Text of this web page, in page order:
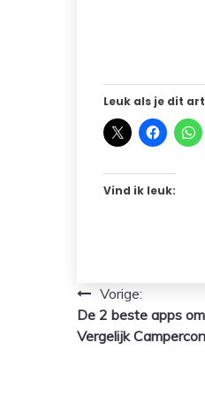
Leuk als je dit
Vind ik leuk:
Bericht
navigatie
Vorige:
De 2 beste apps
Vergelijk